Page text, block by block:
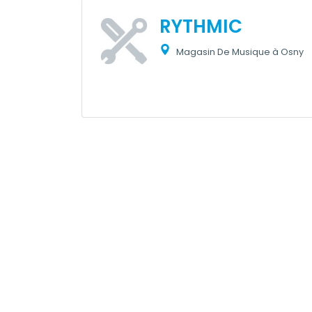
RYTHMIC
Magasin De Musique à Osny